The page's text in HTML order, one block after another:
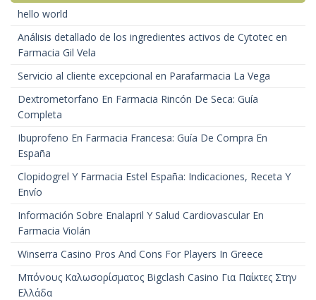
hello world
Análisis detallado de los ingredientes activos de Cytotec en
Farmacia Gil Vela
Servicio al cliente excepcional en Parafarmacia La Vega
Dextrometorfano En Farmacia Rincón De Seca: Guía
Completa
Ibuprofeno En Farmacia Francesa: Guía De Compra En
España
Clopidogrel Y Farmacia Estel España: Indicaciones, Receta Y
Envío
Información Sobre Enalapril Y Salud Cardiovascular En
Farmacia Violán
Winserra Casino Pros And Cons For Players In Greece
Μπόνους Καλωσορίσματος Bigclash Casino Για Παίκτες Στην
Ελλάδα